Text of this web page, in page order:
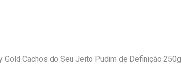
Gold Cachos do Seu Jeito Pudim de Definição 250g